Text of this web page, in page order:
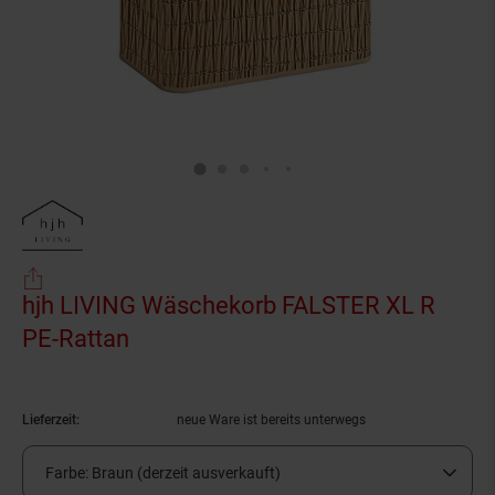
hjh LIVING Wäschekorb FALSTER XL R
PE-Rattan
Lieferzeit: neue Ware ist bereits unterwegs
Farbe: Braun (derzeit ausverkauft)